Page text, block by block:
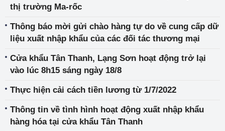
thị trường Ma-rốc
Thông báo mời gửi chào hàng tự do về cung cấp dữ
liệu xuất nhập khẩu của các đối tác thương mại
Cửa khẩu Tân Thanh, Lạng Sơn hoạt động trở lại
vào lúc 8h15 sáng ngày 18/8
Thực hiện cải cách tiền lương từ 1/7/2022
Thông tin về tình hình hoạt động xuất nhập khẩu
hàng hóa tại cửa khẩu Tân Thanh